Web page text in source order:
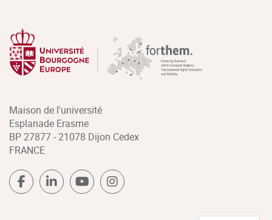
Maison de l'université
Esplanade Erasme
BP 27877 - 21078 Dijon Cedex
FRANCE